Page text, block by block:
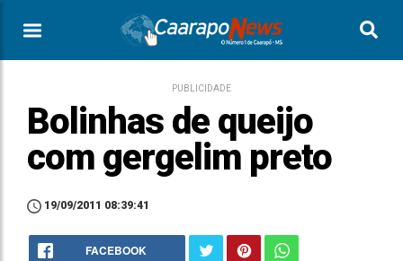
PUBLICIDADE
Bolinhas de queijo
com gergelim preto
19/09/2011 08:39:41
FACEBOOK